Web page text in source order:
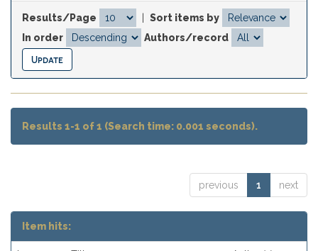
Results/Page
Sort items by
In order
Authors/record
Results 1-1 of 1 (Search time: 0.001 seconds).
previous 1 next
Item hits: